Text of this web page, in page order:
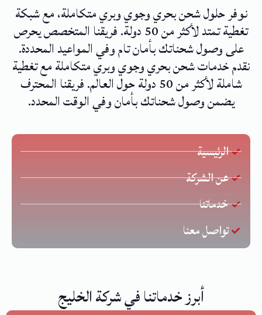
نوفر حلول شحن بحري وجوي وبري متكاملة، مع شبكة
تغطية تمتد لأكثر من 50 دولة. فريقنا المتخصص يحرص
على وصول شحناتك بأمان تام وفي المواعيد المحددة.
نقدم خدمات شحن بحري وجوي وبري متكاملة مع تغطية
شاملة لأكثر من 50 دولة حول العالم. فريقنا المحترف
يضمن وصول شحناتك بأمان وفي الوقت المحدد.
الرئيسية
عن الشركة
خدماتنا
تواصل معنا
أبرز خدماتنا في شركة الخليج